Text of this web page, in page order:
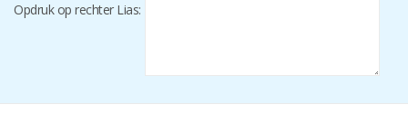
Opdruk op rechter Lias: